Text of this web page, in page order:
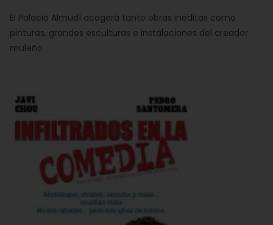
El Palacio Almudí acogerá tanto obras inéditas como
pinturas, grandes esculturas e instalaciones del creador
muleño